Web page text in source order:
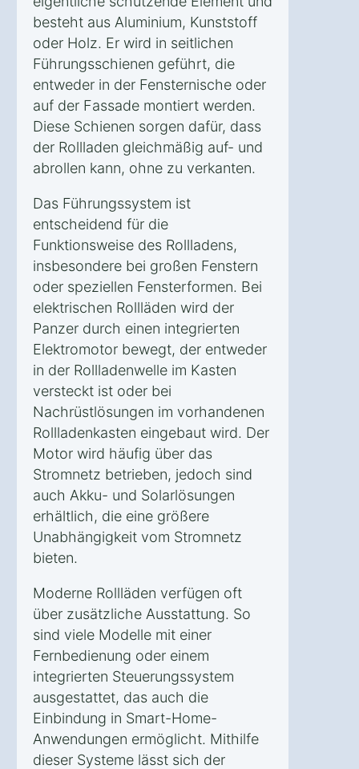
besteht aus Aluminium, Kunststoff
oder Holz. Er wird in seitlichen
Führungsschienen geführt, die
entweder in der Fensternische oder
auf der Fassade montiert werden.
Diese Schienen sorgen dafür, dass
der Rollladen gleichmäßig auf- und
abrollen kann, ohne zu verkanten.
Das Führungssystem ist
entscheidend für die
Funktionsweise des Rollladens,
insbesondere bei großen Fenstern
oder speziellen Fensterformen. Bei
elektrischen Rollläden wird der
Panzer durch einen integrierten
Elektromotor bewegt, der entweder
in der Rollladenwelle im Kasten
versteckt ist oder bei
Nachrüstlösungen im vorhandenen
Rollladenkasten eingebaut wird. Der
Motor wird häufig über das
Stromnetz betrieben, jedoch sind
auch Akku- und Solarlösungen
erhältlich, die eine größere
Unabhängigkeit vom Stromnetz
bieten.
Moderne Rollläden verfügen oft
über zusätzliche Ausstattung. So
sind viele Modelle mit einer
Fernbedienung oder einem
integrierten Steuerungssystem
ausgestattet, das auch die
Einbindung in Smart-Home-
Anwendungen ermöglicht. Mithilfe
dieser Systeme lässt sich der